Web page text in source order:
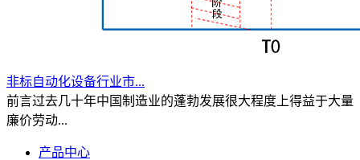
非标自动化设备行业市...
前言过去几十年中国制造业的蓬勃发展很大程度上得益于大量
廉价劳动...
产品中心